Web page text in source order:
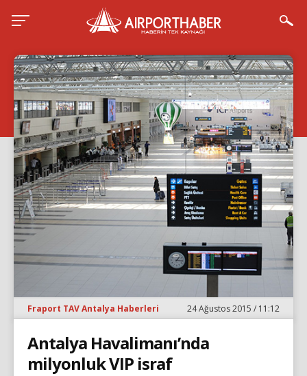
Fraport TAV Antalya Haberleri 24 Ağustos 2015 / 11:12
Antalya Havalimanı’nda
milyonluk VIP israf